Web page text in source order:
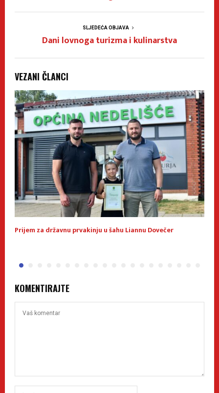
SLJEDEĆA OBJAVA
Dani lovnoga turizma i kulinarstva
VEZANI ČLANCI
Prijem za državnu prvakinju u šahu Liannu Dovečer
KOMENTIRAJTE